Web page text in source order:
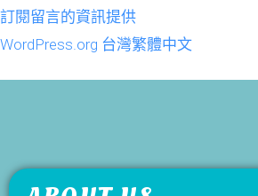
訂閱留言的資訊提供
WordPress.org 台灣繁體中文